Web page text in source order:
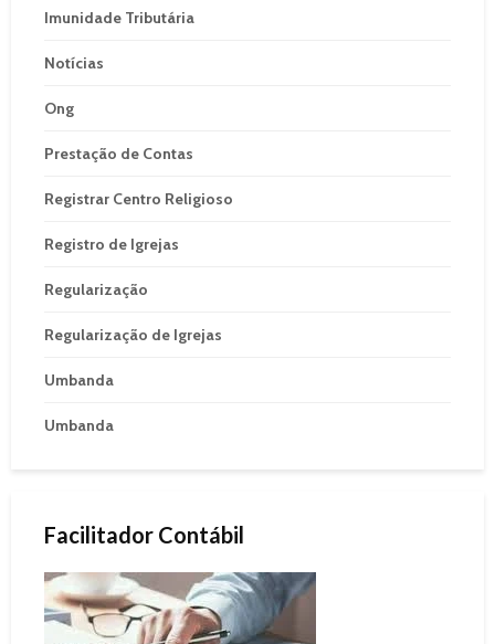
Imunidade Tributária
Notícias
Ong
Prestação de Contas
Registrar Centro Religioso
Registro de Igrejas
Regularização
Regularização de Igrejas
Umbanda
Umbanda
Facilitador Contábil